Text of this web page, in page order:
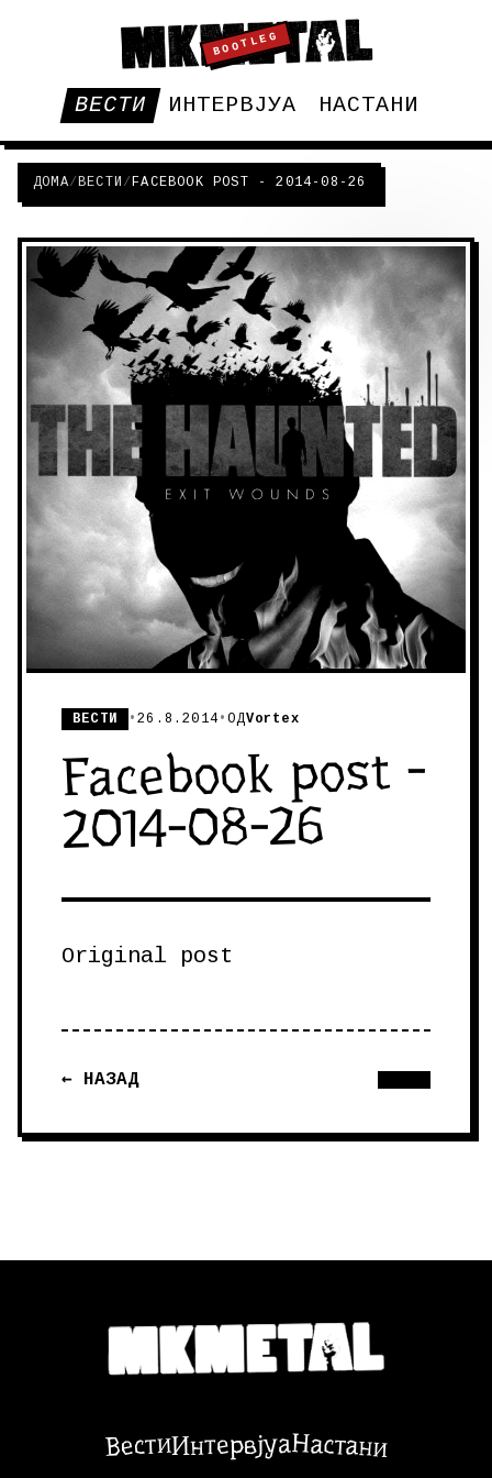
BOOTLEG
ВЕСТИ ИНТЕРВЈУА НАСТАНИ
ДОМА/ВЕСТИ /FACEBOOK POST - 2014-08-26
ВЕСТИ •26.8.2014 •ОДVortex
Facebook post -
2014-08-26
Original post
← НАЗАД
ВестиИнтервјуаНастани